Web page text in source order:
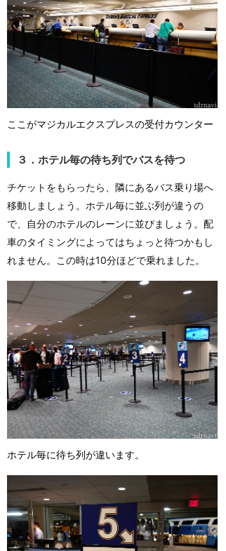
ここがマジカルエクスプレスの受付カウンター
３．ホテル毎の待ち列でバスを待つ
チケットをもらったら、隣にあるバス乗り場へ
移動しましょう。ホテル毎に並ぶ列が違うの
で、自分のホテルのレーンに並びましょう。配
車のタイミングによってはちょっと待つかもし
れません。この時は10分ほどで乗れました。
ホテル毎に待ち列が違います。